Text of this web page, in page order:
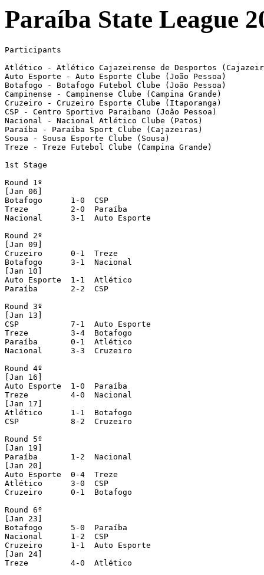
Paraíba State League
Participants
Atlético - Atlético Cajazeirense de Desportos
Auto Esporte - Auto Esporte Clube (João Pessoa)
Botafogo - Botafogo Futebol Clube (João Pessoa)
Campinense - Campinense Clube (Campina Grande)
Cruzeiro - Cruzeiro Esporte Clube (Itaporanga)
CSP - Centro Sportivo Paraibano (João Pessoa)
Nacional - Nacional Atlético Clube (Patos)
Paraíba - Paraíba Sport Clube (Cajazeiras)
Sousa - Sousa Esporte Clube (Sousa)
Treze - Treze Futebol Clube (Campina Grande)
1st Stage
Round 1º
[Jan 06]
Botafogo      1-0  CSP
Treze         2-0  Paraíba
Nacional      3-1  Auto Esporte
Round 2º
[Jan 09]
Cruzeiro      0-1  Treze
Botafogo      3-1  Nacional
[Jan 10]
Auto Esporte  1-1  Atlético
Paraíba       2-2  CSP
Round 3º
[Jan 13]
CSP           7-1  Auto Esporte
Treze         3-4  Botafogo
Paraíba       0-1  Atlético
Nacional      3-3  Cruzeiro
Round 4º
[Jan 16]
Auto Esporte  1-0  Paraíba
Treze         4-0  Nacional
[Jan 17]
Atlético      1-1  Botafogo
CSP           8-2  Cruzeiro
Round 5º
[Jan 19]
Paraíba       1-2  Nacional
[Jan 20]
Auto Esporte  0-4  Treze
Atlético      3-0  CSP
Cruzeiro      0-1  Botafogo
Round 6º
[Jan 23]
Botafogo      5-0  Paraíba
Nacional      1-2  CSP
Cruzeiro      1-1  Auto Esporte
[Jan 24]
Treze         4-0  Atlético